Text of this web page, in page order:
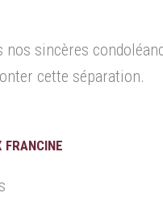
nos sincères
cette séparation.
FRANCINE